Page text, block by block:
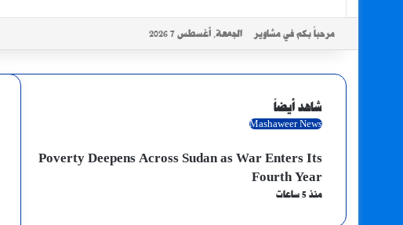
مرحباً بكم في مشاوير الجمعة, أغسطس 7 2026
شاهد أيضاً
إغلاق
Mashaweer News
Poverty Deepens Across Sudan as War Enters Its
Fourth Year
منذ 5 ساعات